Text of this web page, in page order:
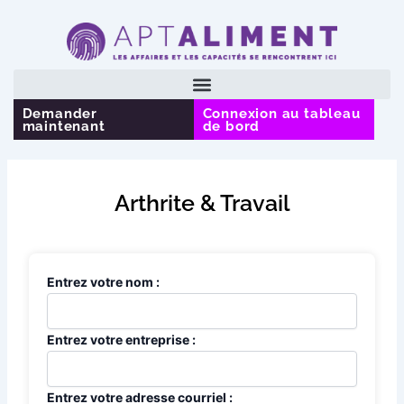
Demander
maintenant
Connexion au tableau
de bord
Arthrite & Travail
Entrez votre nom :
Entrez votre entreprise :
Entrez votre adresse courriel :